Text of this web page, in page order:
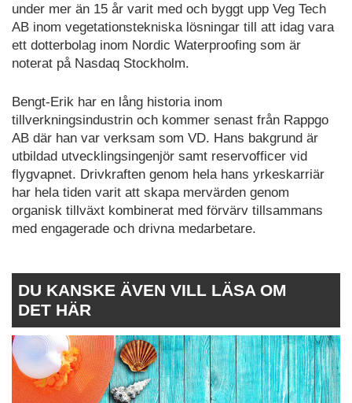
under mer än 15 år varit med och byggt upp Veg Tech
AB inom vegetationstekniska lösningar till att idag vara
ett dotterbolag inom Nordic Waterproofing som är
noterat på Nasdaq Stockholm.
Bengt-Erik har en lång historia inom
tillverkningsindustrin och kommer senast från Rappgo
AB där han var verksam som VD. Hans bakgrund är
utbildad utvecklingsingenjör samt reservofficer vid
flygvapnet. Drivkraften genom hela hans yrkeskarriär
har hela tiden varit att skapa mervärden genom
organisk tillväxt kombinerat med förvärv tillsammans
med engagerade och drivna medarbetare.
DU KANSKE ÄVEN VILL LÄSA OM
DET HÄR